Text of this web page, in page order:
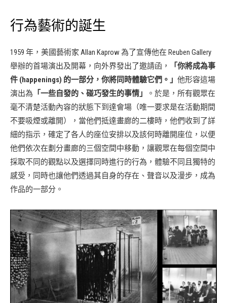
行為藝術的誕生
1959 年，美國藝術家 Allan Kaprow 為了宣傳他在 Reuben Gallery
舉辦的首場演出及開幕，向外界發出了邀請函，
「你將成為事
件 (happenings) 的一部分，你將同時體驗它們。」 他形容這場
演出為 「一些自發的、碰巧發生的事情」
。於是，所有觀眾在
毫不清楚活動內容的狀態下到達會場（唯一要求是在活動期間
不要吸煙或離開），當他們抵達畫廊的二樓時，他們收到了詳
細的指示，確定了各人的座位安排以及該何時離開座位，以便
他們依次在劃分畫廊的三個空間中移動，讓觀眾在每個空間中
採取不同的觀點以及選擇同時進行的行為，體驗不同且獨特的
感受，同時也讓他們透過其自身的存在、聲音以及漫步，成為
作品的一部分。